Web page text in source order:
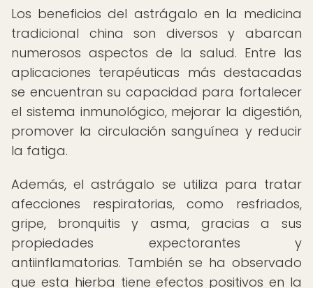
Los beneficios del astrágalo en la medicina
tradicional china son diversos y abarcan
numerosos aspectos de la salud. Entre las
aplicaciones terapéuticas más destacadas
se encuentran su capacidad para fortalecer
el sistema inmunológico, mejorar la digestión,
promover la circulación sanguínea y reducir
la fatiga.
Además, el astrágalo se utiliza para tratar
afecciones respiratorias, como resfriados,
gripe, bronquitis y asma, gracias a sus
propiedades expectorantes y
antiinflamatorias. También se ha observado
que esta hierba tiene efectos positivos en la